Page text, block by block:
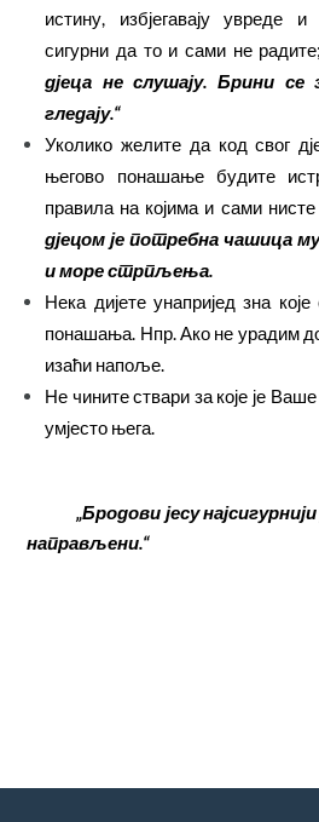
истину, избјегавају увреде
сигурни да то и сами не радите;
дјеца не слушају. Брини
гледају.“
Уколико желите да код свог
његово понашање будите
правила на којима и сами нисте
дјецом је потребна чашица
и море стрпљења.
Нека дијете унапријед зна
понашања. Нпр. Ако не урадим
изаћи напоље.
Не чините ствари за које је
умјесто њега.
„Бродови јесу најсигурнији
направљени.“